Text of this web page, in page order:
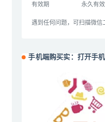
有效期 永久有效
遇到任何问题，可扫描微信
手机端购买实：打开手